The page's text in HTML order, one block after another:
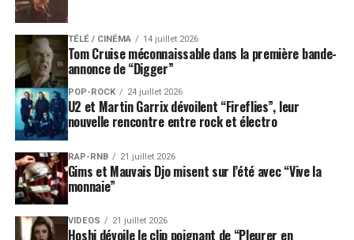
TÉLÉ / CINÉMA 14 juillet 2026
Tom Cruise méconnaissable dans la première bande-
annonce de “Digger”
POP-ROCK 24 juillet 2026
U2 et Martin Garrix dévoilent “Fireflies”, leur
nouvelle rencontre entre rock et électro
RAP-RNB 21 juillet 2026
Gims et Mauvais Djo misent sur l’été avec “Vive la
monnaie”
VIDEOS 21 juillet 2026
Hoshi dévoile le clip poignant de “Pleurer en